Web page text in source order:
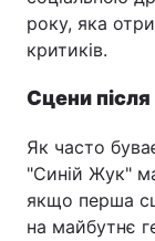
року, яка
критиків.
Сцени після
Як часто
"Синій Жук"
якщо перша
на майбутнє